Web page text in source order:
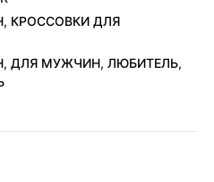
, КРОССОВКИ ДЛЯ
, ДЛЯ МУЖЧИН, ЛЮБИТЕЛЬ,